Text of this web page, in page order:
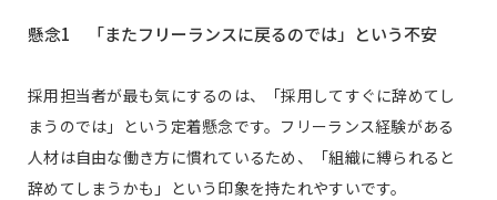
懸念1 「またフリーランスに戻るのでは」という不安
採用担当者が最も気にするのは、「採用してすぐに辞めてし
まうのでは」という定着懸念です。フリーランス経験がある
人材は自由な働き方に慣れているため、「組織に縛られると
辞めてしまうかも」という印象を持たれやすいです。